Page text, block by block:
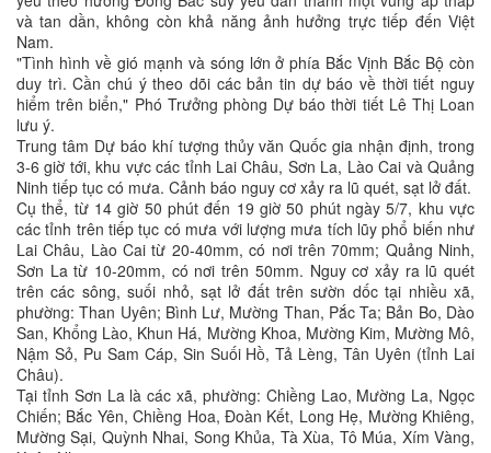
và tan dần, không còn khả năng ảnh hưởng trực tiếp đến Việt
Nam.
"Tình hình về gió mạnh và sóng lớn ở phía Bắc Vịnh Bắc Bộ còn
duy trì. Cần chú ý theo dõi các bản tin dự báo về thời tiết nguy
hiểm trên biển," Phó Trưởng phòng Dự báo thời tiết Lê Thị Loan
lưu ý.
Trung tâm Dự báo khí tượng thủy văn Quốc gia nhận định, trong
3-6 giờ tới, khu vực các tỉnh Lai Châu, Sơn La, Lào Cai và Quảng
Ninh tiếp tục có mưa. Cảnh báo nguy cơ xảy ra lũ quét, sạt lở đất.
Cụ thể, từ 14 giờ 50 phút đến 19 giờ 50 phút ngày 5/7, khu vực
các tỉnh trên tiếp tục có mưa với lượng mưa tích lũy phổ biến như
Lai Châu, Lào Cai từ 20-40mm, có nơi trên 70mm; Quảng Ninh,
Sơn La từ 10-20mm, có nơi trên 50mm. Nguy cơ xảy ra lũ quét
trên các sông, suối nhỏ, sạt lở đất trên sườn dốc tại nhiều xã,
phường: Than Uyên; Bình Lư, Mường Than, Pắc Ta; Bản Bo, Dào
San, Khổng Lào, Khun Há, Mường Khoa, Mường Kim, Mường Mô,
Nậm Sỏ, Pu Sam Cáp, Sin Suối Hồ, Tả Lèng, Tân Uyên (tỉnh Lai
Châu).
Tại tỉnh Sơn La là các xã, phường: Chiềng Lao, Mường La, Ngọc
Chiến; Bắc Yên, Chiềng Hoa, Đoàn Kết, Long Hẹ, Mường Khiêng,
Mường Sại, Quỳnh Nhai, Song Khủa, Tà Xùa, Tô Múa, Xím Vàng,